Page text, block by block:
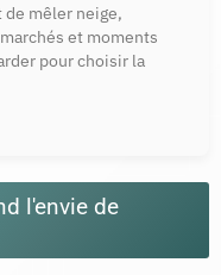
de mêler neige,
et moments
pour choisir la
l'envie de